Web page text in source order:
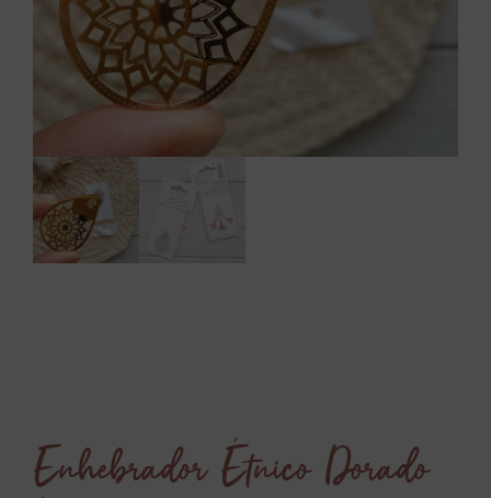
Enhebrador Étnico Dorado